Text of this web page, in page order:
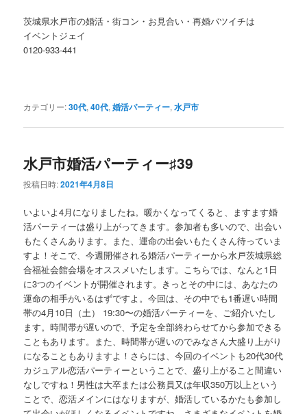
茨城県水戸市の婚活・街コン・お見合い・再婚バツイチは
イベントジェイ
0120-933-441
カテゴリー:30代,40代,婚活パーティー,水戸市
水戸市婚活パーティー♯39
投稿日時:2021年4月8日
いよいよ4月になりましたね。暖かくなってくると、ますます婚
活パーティーは盛り上がってきます。参加者も多いので、出会い
もたくさんあります。また、運命の出会いもたくさん待っていま
すよ！そこで、今週開催される婚活パーティーから水戸茨城県総
合福祉会館会場をオススメいたします。こちらでは、なんと1日
に3つのイベントが開催されます。きっとその中には、あなたの
運命の相手がいるはずですよ。今回は、その中でも1番遅い時間
帯の4月10日（土） 19:30〜の婚活パーティーを、ご紹介いたし
ます。時間帯が遅いので、予定を全部終わらせてから参加できる
こともあります。また、時間帯が遅いのでみなさん大盛り上がり
になることもありますよ！さらには、今回のイベントも20代30代
カジュアル恋活パーティーということで、盛り上がること間違い
なしですね！男性は大卒または公務員又は年収350万以上という
ことで、恋活メインにはなりますが、婚活しているかたも参加し